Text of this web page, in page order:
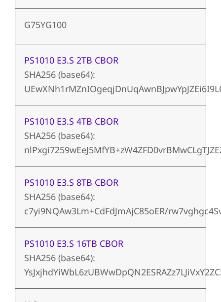
G75YG100
PS1010 E3.S 2TB CBOR
SHA256 (base64):
PS1010 E3.S 4TB CBOR
SHA256 (base64):
PS1010 E3.S 8TB CBOR
SHA256 (base64):
c7yi9NQAw3Lm+CdFdJmAjC85oER/
PS1010 E3.S 16TB CBOR
SHA256 (base64):